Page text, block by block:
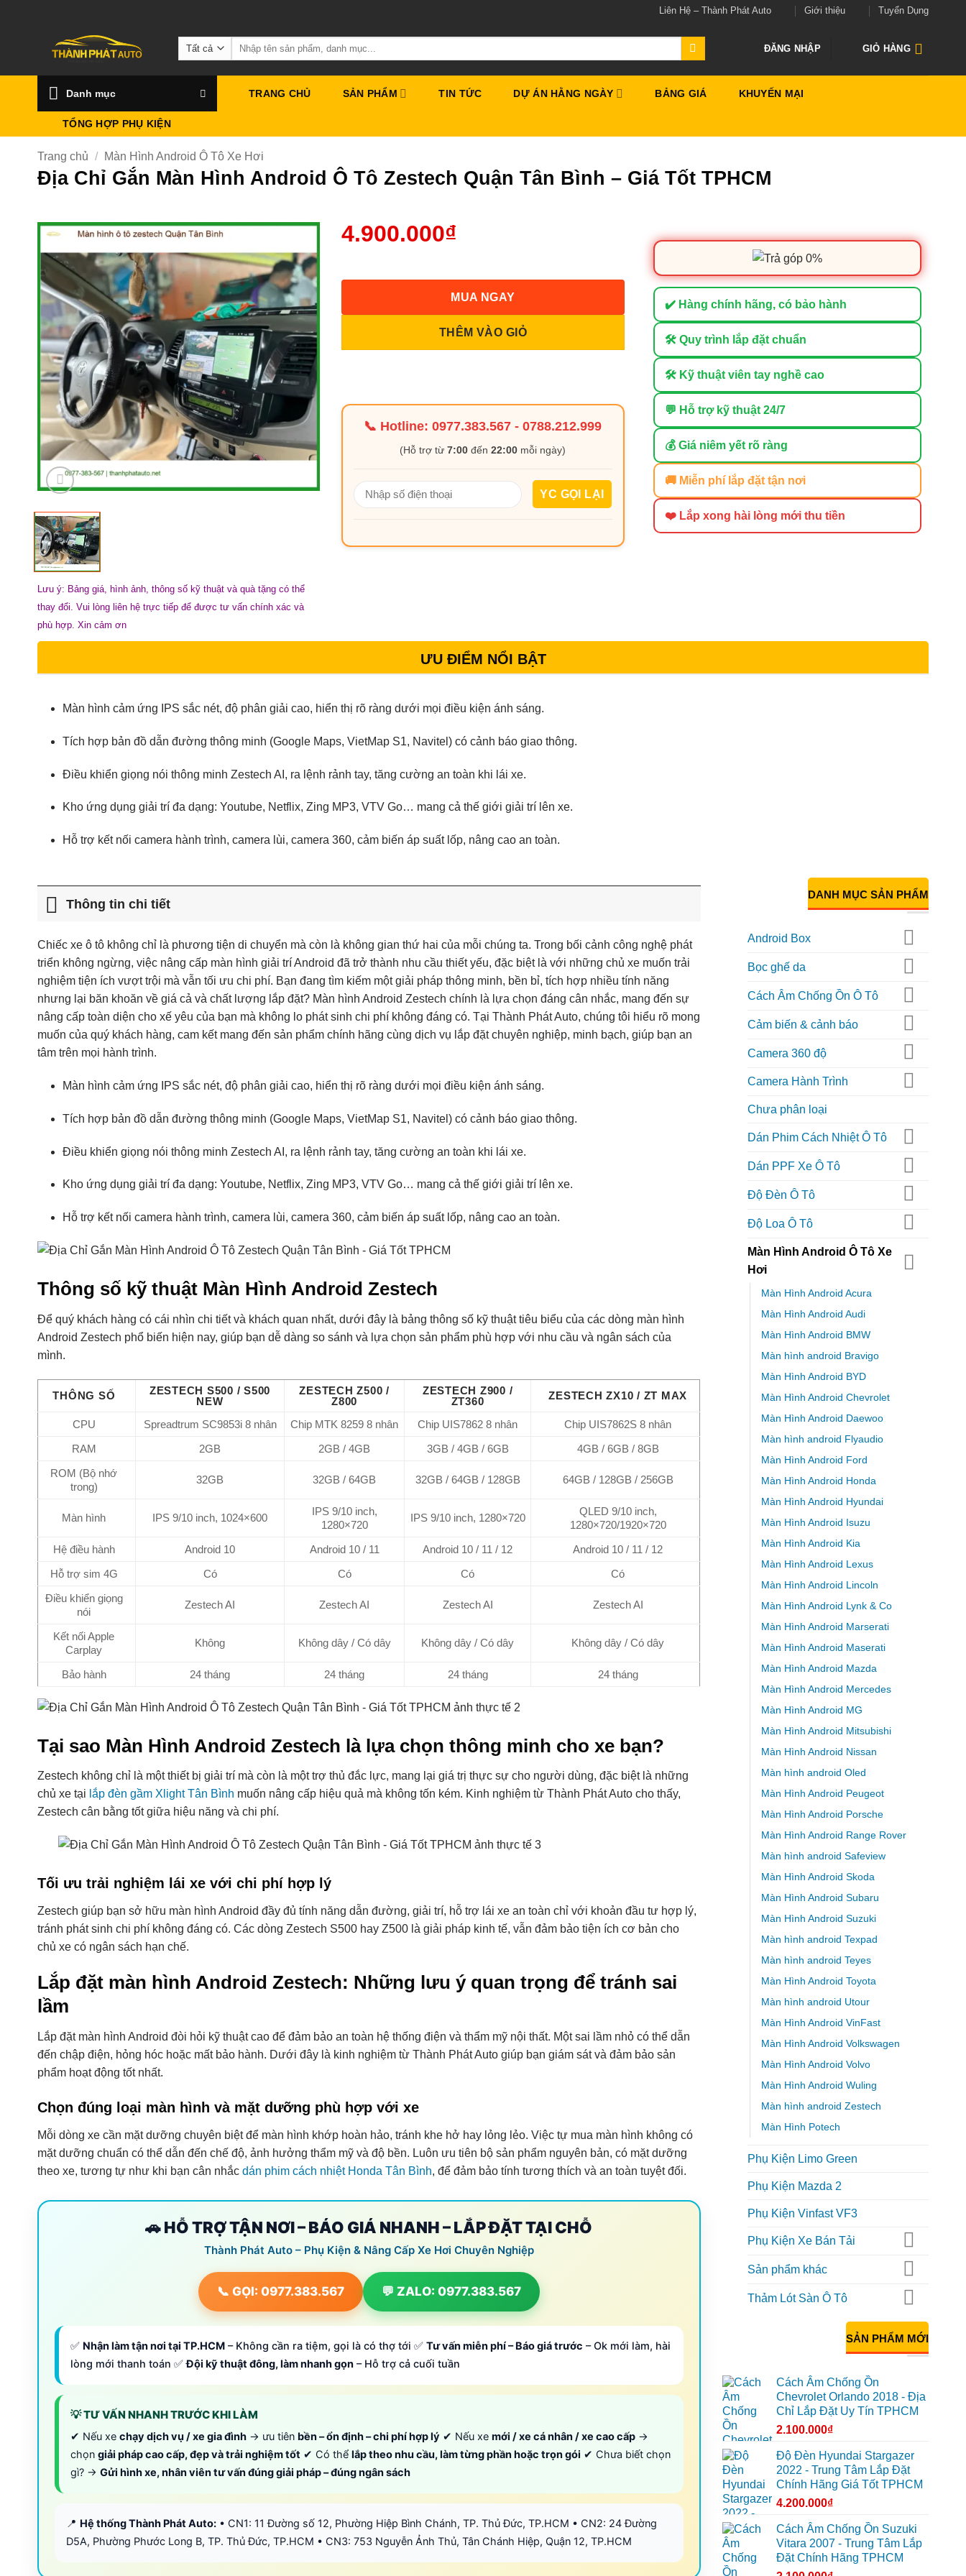
Liên Hệ – Thành Phát Auto Giới thiệu Tuyển Dụng
Tìm
kiếm:
ĐĂNG NHẬP GIỎ HÀNG
Danh mục TRANG CHỦ SẢN PHẨM TIN TỨC DỰ ÁN HẰNG NGÀY BẢNG GIÁ KHUYẾN MẠI
TỔNG HỢP PHỤ KIỆN
Trang chủ / Màn Hình Android Ô Tô Xe Hơi
Địa Chỉ Gắn Màn Hình Android Ô Tô Zestech Quận Tân Bình – Giá Tốt TPHCM
Lưu ý: Bảng giá, hình ảnh, thông số kỹ thuật và quà tặng có thể
thay đổi. Vui lòng liên hệ trực tiếp để được tư vấn chính xác và
phù hợp. Xin cảm ơn
4.900.000₫
THÊM VÀO GIỎ
MUA NGAY
📞 Hotline:0977.383.567 -0788.212.999
(Hỗ trợ từ7:00 đến22:00 mỗi ngày)
✔️ Hàng chính hãng, có bảo hành
🛠 Quy trình lắp đặt chuẩn
🛠 Kỹ thuật viên tay nghề cao
💬 Hỗ trợ kỹ thuật 24/7
💰 Giá niêm yết rõ ràng
🚚 Miễn phí lắp đặt tận nơi
❤️ Lắp xong hài lòng mới thu tiền
ƯU ĐIỂM NỔI BẬT
Màn hình cảm ứng IPS sắc nét, độ phân giải cao, hiển thị rõ ràng dưới mọi điều kiện ánh sáng.
Tích hợp bản đồ dẫn đường thông minh (Google Maps, VietMap S1, Navitel) có cảnh báo giao thông.
Điều khiển giọng nói thông minh Zestech AI, ra lệnh rảnh tay, tăng cường an toàn khi lái xe.
Kho ứng dụng giải trí đa dạng: Youtube, Netflix, Zing MP3, VTV Go… mang cả thế giới giải trí lên xe.
Hỗ trợ kết nối camera hành trình, camera lùi, camera 360, cảm biến áp suất lốp, nâng cao an toàn.
Thông tin chi tiết
Chiếc xe ô tô không chỉ là phương tiện di chuyển mà còn là không gian thứ hai của mỗi chúng ta. Trong bối cảnh công nghệ phát
triển không ngừng, việc nâng cấp màn hình giải trí Android đã trở thành nhu cầu thiết yếu, đặc biệt là với những chủ xe muốn trải
nghiệm tiện ích vượt trội mà vẫn tối ưu chi phí. Bạn đang tìm kiếm một giải pháp thông minh, bền bỉ, tích hợp nhiều tính năng
nhưng lại băn khoăn về giá cả và chất lượng lắp đặt? Màn hình Android Zestech chính là lựa chọn đáng cân nhắc, mang đến sự
nâng cấp toàn diện cho xế yêu của bạn mà không lo phát sinh chi phí không đáng có. Tại Thành Phát Auto, chúng tôi hiểu rõ mong
muốn của quý khách hàng, cam kết mang đến sản phẩm chính hãng cùng dịch vụ lắp đặt chuyên nghiệp, minh bạch, giúp bạn an
tâm trên mọi hành trình.
Màn hình cảm ứng IPS sắc nét, độ phân giải cao, hiển thị rõ ràng dưới mọi điều kiện ánh sáng.
Tích hợp bản đồ dẫn đường thông minh (Google Maps, VietMap S1, Navitel) có cảnh báo giao thông.
Điều khiển giọng nói thông minh Zestech AI, ra lệnh rảnh tay, tăng cường an toàn khi lái xe.
Kho ứng dụng giải trí đa dạng: Youtube, Netflix, Zing MP3, VTV Go… mang cả thế giới giải trí lên xe.
Hỗ trợ kết nối camera hành trình, camera lùi, camera 360, cảm biến áp suất lốp, nâng cao an toàn.
Thông số kỹ thuật Màn Hình Android Zestech
Để quý khách hàng có cái nhìn chi tiết và khách quan nhất, dưới đây là bảng thông số kỹ thuật tiêu biểu của các dòng màn hình
Android Zestech phổ biến hiện nay, giúp bạn dễ dàng so sánh và lựa chọn sản phẩm phù hợp với nhu cầu và ngân sách của
mình.
THÔNG SỐ
ZESTECH S500 / S500
NEW
ZESTECH Z500 /
Z800
ZESTECH Z900 /
ZT360
ZESTECH ZX10 / ZT MAX
CPU Spreadtrum SC9853i 8 nhân Chip MTK 8259 8 nhân Chip UIS7862 8 nhân
Chip UIS7862S 8 nhân
RAM
2GB 2GB / 4GB 3GB / 4GB / 6GB
4GB / 6GB / 8GB
ROM (Bộ nhớ
trong)
32GB 32GB / 64GB 32GB / 64GB / 128GB 64GB / 128GB / 256GB
Màn hình IPS 9/10 inch, 1024×600
IPS 9/10 inch,
1280×720
IPS 9/10 inch, 1280×720
QLED 9/10 inch,
1280×720/1920×720
Hệ điều hành
Android 10 Android 10 / 11 Android 10 / 11 / 12
Android 10 / 11 / 12
Hỗ trợ sim 4G
Có Có Có
Có
Điều khiển giọng
nói
Zestech AI Zestech AI Zestech AI Zestech AI
Kết nối Apple
Carplay
Không Không dây / Có dây Không dây / Có dây Không dây / Có dây
Bảo hành 24 tháng 24 tháng 24 tháng 24 tháng
Tại sao Màn Hình Android Zestech là lựa chọn thông minh cho xe bạn?
Zestech không chỉ là một thiết bị giải trí mà còn là một trợ thủ đắc lực, mang lại giá trị thực sự cho người dùng, đặc biệt là những
chủ xe tại lắp đèn gầm Xlight Tân Bình muốn nâng cấp hiệu quả mà không tốn kém. Kinh nghiệm từ Thành Phát Auto cho thấy,
Zestech cân bằng tốt giữa hiệu năng và chi phí.
Tối ưu trải nghiệm lái xe với chi phí hợp lý
Zestech giúp bạn sở hữu màn hình Android đầy đủ tính năng dẫn đường, giải trí, hỗ trợ lái xe an toàn chỉ với khoản đầu tư hợp lý,
tránh phát sinh chi phí không đáng có. Các dòng Zestech S500 hay Z500 là giải pháp kinh tế, vẫn đảm bảo tiện ích cơ bản cho
chủ xe có ngân sách hạn chế.
Lắp đặt màn hình Android Zestech: Những lưu ý quan trọng để tránh sai
lầm
Lắp đặt màn hình Android đòi hỏi kỹ thuật cao để đảm bảo an toàn hệ thống điện và thẩm mỹ nội thất. Một sai lầm nhỏ có thể dẫn
đến chập điện, hỏng hóc hoặc mất bảo hành. Dưới đây là kinh nghiệm từ Thành Phát Auto giúp bạn giám sát và đảm bảo sản
phẩm hoạt động tốt nhất.
Chọn đúng loại màn hình và mặt dưỡng phù hợp với xe
Mỗi dòng xe cần mặt dưỡng chuyên biệt để màn hình khớp hoàn hảo, tránh khe hở hay lỏng lẻo. Việc tự mua màn hình không có
mặt dưỡng chuẩn có thể dẫn đến chế độ, ảnh hưởng thẩm mỹ và độ bền. Luôn ưu tiên bộ sản phẩm nguyên bản, có mặt dưỡng
theo xe, tương tự như khi bạn cân nhắc dán phim cách nhiệt Honda Tân Bình, để đảm bảo tính tương thích và an toàn tuyệt đối.
🚗 HỖ TRỢ TẬN NƠI – BÁO GIÁ NHANH – LẮP ĐẶT TẠI CHỖ
Thành Phát Auto – Phụ Kiện & Nâng Cấp Xe Hơi Chuyên Nghiệp
📞 GỌI: 0977.383.567 💬 ZALO: 0977.383.567
✅ Nhận làm tận nơi tại TP.HCM – Không cần ra tiệm, gọi là có thợ tới ✅ Tư vấn miễn phí – Báo giá trước – Ok mới làm, hài
lòng mới thanh toán ✅Đội kỹ thuật đông, làm nhanh gọn – Hỗ trợ cả cuối tuần
💡 TƯ VẤN NHANH TRƯỚC KHI LÀM
✔ Nếu xe chạy dịch vụ / xe gia đình → ưu tiên bền – ổn định – chi phí hợp lý ✔ Nếu xe mới / xe cá nhân / xe cao cấp →
chọn giải pháp cao cấp, đẹp và trải nghiệm tốt ✔ Có thể lắp theo nhu cầu, làm từng phần hoặc trọn gói ✔ Chưa biết chọn
gì? → Gửi hình xe, nhân viên tư vấn đúng giải pháp – đúng ngân sách
📍 Hệ thống Thành Phát Auto: • CN1: 11 Đường số 12, Phường Hiệp Bình Chánh, TP. Thủ Đức, TP.HCM • CN2: 24 Đường
D5A, Phường Phước Long B, TP. Thủ Đức, TP.HCM • CN3: 753 Nguyễn Ảnh Thủ, Tân Chánh Hiệp, Quận 12, TP.HCM
DANH MỤC SẢN PHẨM
Android Box
Bọc ghế da
Cách Âm Chống Ồn Ô Tô
Cảm biến & cảnh báo
Camera 360 độ
Camera Hành Trình
Chưa phân loại
Dán Phim Cách Nhiệt Ô Tô
Dán PPF Xe Ô Tô
Độ Đèn Ô Tô
Độ Loa Ô Tô
Màn Hình Android Ô Tô Xe
Hơi
Màn Hình Android Acura
Màn Hình Android Audi
Màn Hình Android BMW
Màn hình android Bravigo
Màn Hình Android BYD
Màn Hình Android Chevrolet
Màn Hình Android Daewoo
Màn hình android Flyaudio
Màn Hình Android Ford
Màn Hình Android Honda
Màn Hình Android Hyundai
Màn Hình Android Isuzu
Màn Hình Android Kia
Màn Hình Android Lexus
Màn Hình Android Lincoln
Màn Hình Android Lynk & Co
Màn Hình Android Marserati
Màn Hình Android Maserati
Màn Hình Android Mazda
Màn Hình Android Mercedes
Màn Hình Android MG
Màn Hình Android Mitsubishi
Màn Hình Android Nissan
Màn hình android Oled
Màn Hình Android Peugeot
Màn Hình Android Porsche
Màn Hình Android Range Rover
Màn hình android Safeview
Màn Hình Android Skoda
Màn Hình Android Subaru
Màn Hình Android Suzuki
Màn hình android Texpad
Màn hình android Teyes
Màn Hình Android Toyota
Màn hình android Utour
Màn Hình Android VinFast
Màn Hình Android Volkswagen
Màn Hình Android Volvo
Màn Hình Android Wuling
Màn hình android Zestech
Màn Hình Potech
Phụ Kiện Limo Green
Phụ Kiện Mazda 2
Phụ Kiện Vinfast VF3
Phụ Kiện Xe Bán Tải
Sản phẩm khác
Thảm Lót Sàn Ô Tô
SẢN PHẨM MỚI
Cách Âm Chống Ồn
Chevrolet Orlando 2018 - Địa
Chỉ Lắp Đặt Uy Tín TPHCM
2.100.000₫
Độ Đèn Hyundai Stargazer
2022 - Trung Tâm Lắp Đặt
Chính Hãng Giá Tốt TPHCM
4.200.000₫
Cách Âm Chống Ồn Suzuki
Vitara 2007 - Trung Tâm Lắp
Đặt Chính Hãng TPHCM